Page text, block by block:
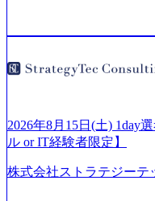
業、通信業界に強みが
く予定 インセンティブ
始～ 2026年8月7日(金)
ご応募いただいてもご
だいたご応募者様につい
ご案内とさせていただき
についてご連絡させてい
2026年8月15日(土) 1day
ル or IT経験者限定】
株式会社ストラテジーテ